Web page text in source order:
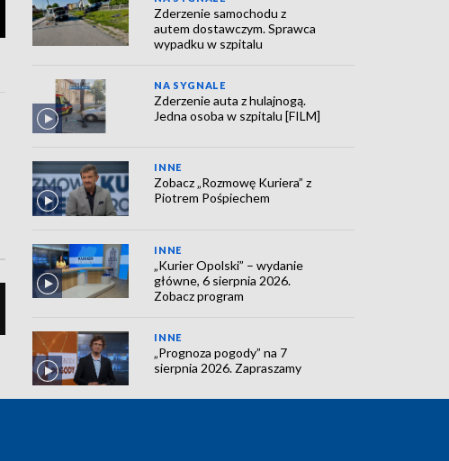
Zderzenie samochodu z
autem dostawczym. Sprawca
wypadku w szpitalu
NA SYGNALE
Zderzenie auta z hulajnogą.
Jedna osoba w szpitalu [FILM]
INNE
Zobacz „Rozmowę Kuriera” z
Piotrem Pośpiechem
INNE
„Kurier Opolski” – wydanie
główne, 6 sierpnia 2026.
Zobacz program
INNE
„Prognoza pogody” na 7
sierpnia 2026. Zapraszamy